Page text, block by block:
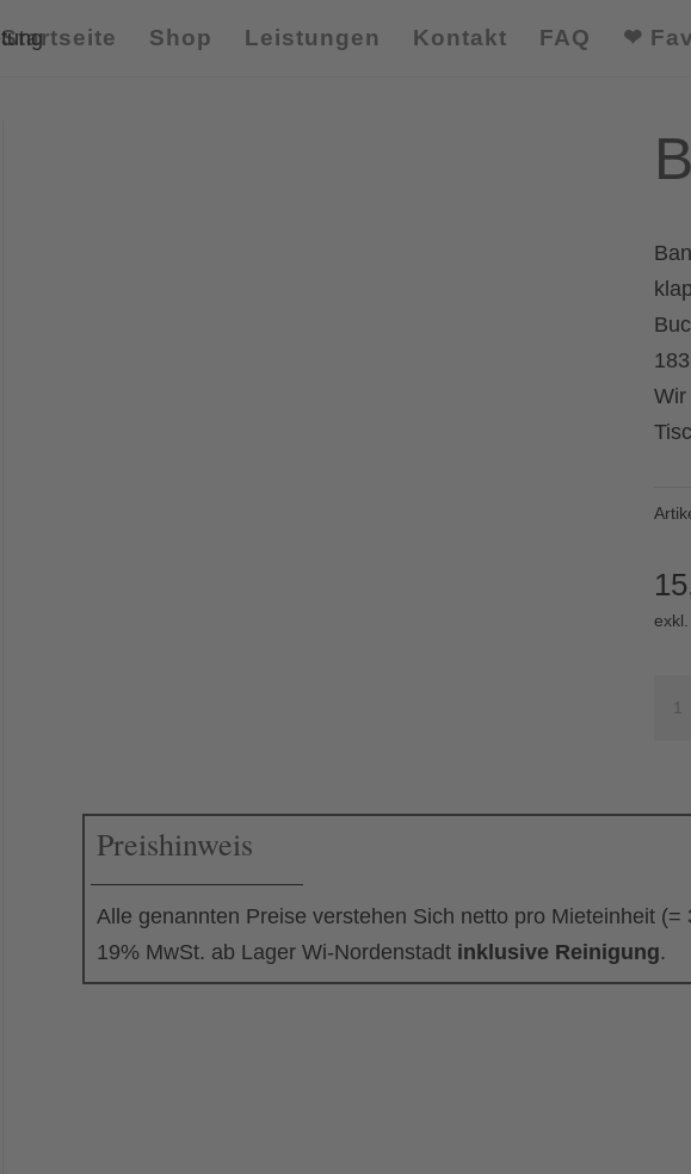
Startseite Shop Leistungen Kontakt FAQ ❤
Wir
Preishinweis
Alle genannten Preise verstehen Sich netto pro Mieteinheit
19% MwSt. ab Lager Wi-Nordenstadt inklusive Reinigung.